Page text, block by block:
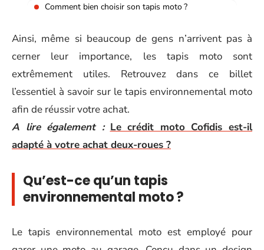
Comment bien choisir son tapis moto ?
Ainsi, même si beaucoup de gens n’arrivent pas à
cerner leur importance, les tapis moto sont
extrêmement utiles. Retrouvez dans ce billet
l’essentiel à savoir sur le tapis environnemental moto
afin de réussir votre achat.
A lire également : Le crédit moto Cofidis est-il
adapté à votre achat deux-roues ?
Qu’est-ce qu’un tapis
environnemental moto ?
Le tapis environnemental moto est employé pour